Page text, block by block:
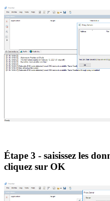
Étape 3 - saisissez les
cliquez sur OK